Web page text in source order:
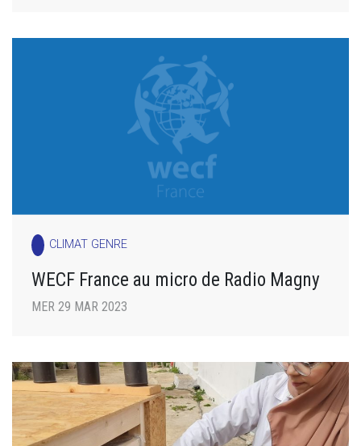
CLIMAT GENRE
WECF France au micro de Radio Magny
MER 29 MAR 2023